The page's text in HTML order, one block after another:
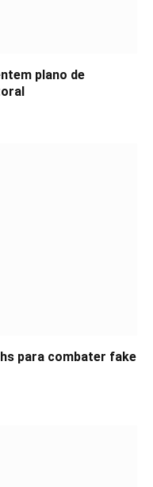
plano de
para combater fake